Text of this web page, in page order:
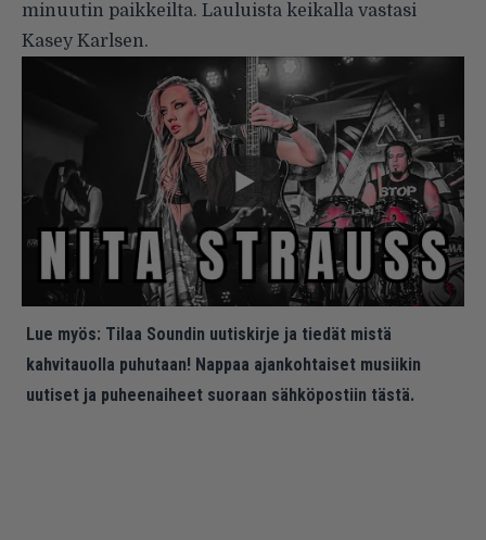
minuutin paikkeilta. Lauluista keikalla vastasi
Kasey Karlsen.
Lue myös: Tilaa Soundin uutiskirje ja tiedät mistä
kahvitauolla puhutaan! Nappaa ajankohtaiset musiikin
uutiset ja puheenaiheet suoraan sähköpostiin tästä.